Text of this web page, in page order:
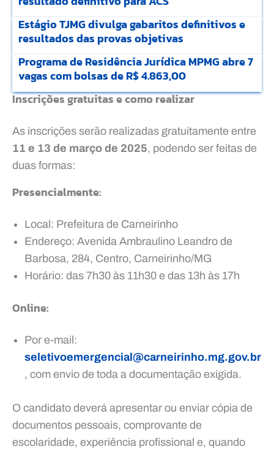
Estágio TJMG divulga gabaritos definitivos e
resultados das provas objetivas
Programa de Residência Jurídica MPMG abre 7
vagas com bolsas de R$ 4.863,00
Inscrições gratuitas e como realizar
As inscrições serão realizadas gratuitamente entre
11 e 13 de março de 2025, podendo ser feitas de
duas formas:
Presencialmente:
Local: Prefeitura de Carneirinho
Endereço: Avenida Ambraulino Leandro de
Barbosa, 284, Centro, Carneirinho/MG
Horário: das 7h30 às 11h30 e das 13h às 17h
Online:
Por e-mail:
seletivoemergencial@carneirinho.mg.gov.br
, com envio de toda a documentação exigida.
O candidato deverá apresentar ou enviar cópia de
documentos pessoais, comprovante de
escolaridade, experiência profissional e, quando